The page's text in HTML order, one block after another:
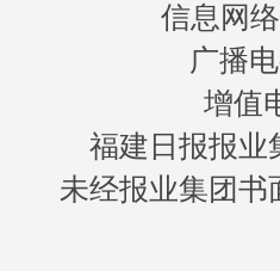
信息网
广播
增值
福建日报报业
未经报业集团书